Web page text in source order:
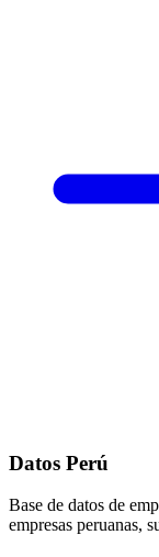
Datos Perú
Base de datos de
empresas peruanas,